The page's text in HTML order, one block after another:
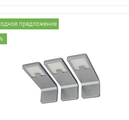
Купить в 1 клик
предложение